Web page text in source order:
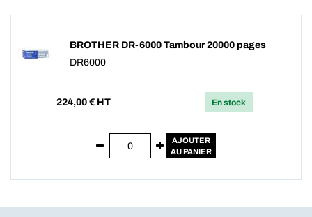
BROTHER DR-6000 Tambour 20000 pages
DR6000
224,00 € HT En stock
AJOUTER
AU PANIER